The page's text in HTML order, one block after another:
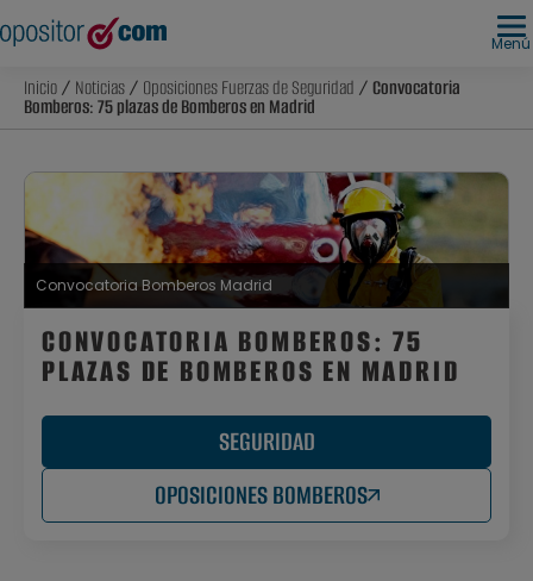
Menú
Inicio/ Noticias/ Oposiciones Fuerzas de Seguridad / Convocatoria
Bomberos: 75 plazas de Bomberos en Madrid
Convocatoria Bomberos Madrid
CONVOCATORIA BOMBEROS: 75
PLAZAS DE BOMBEROS EN MADRID
SEGURIDAD
OPOSICIONES BOMBEROS